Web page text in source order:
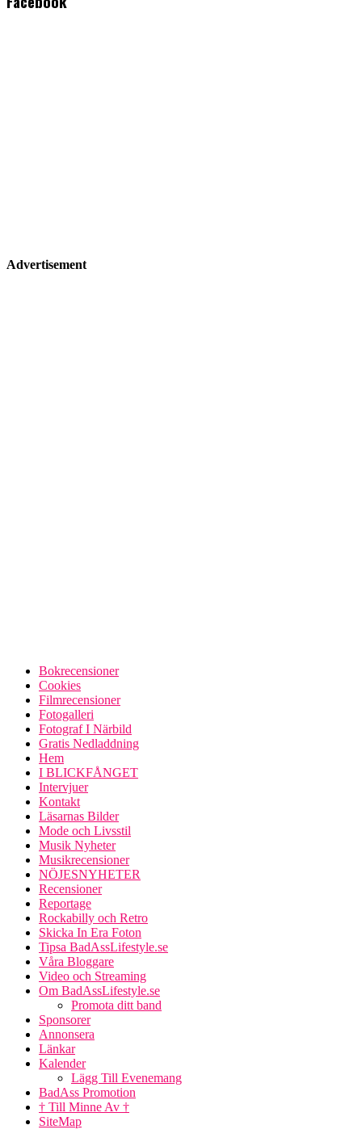
Advertisement
Bokrecensioner
Cookies
Filmrecensioner
Fotogalleri
Fotograf I Närbild
Gratis Nedladdning
Hem
I BLICKFÅNGET
Intervjuer
Kontakt
Läsarnas Bilder
Mode och Livsstil
Musik Nyheter
Musikrecensioner
NÖJESNYHETER
Recensioner
Reportage
Rockabilly och Retro
Skicka In Era Foton
Tipsa BadAssLifestyle.se
Våra Bloggare
Video och Streaming
Om BadAssLifestyle.se
Promota ditt band
Sponsorer
Annonsera
Länkar
Kalender
Lägg Till Evenemang
BadAss Promotion
† Till Minne Av †
SiteMap